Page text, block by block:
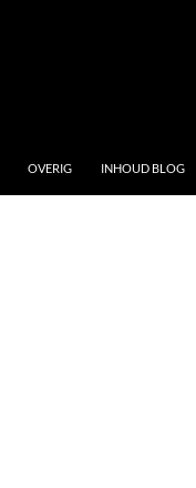
OVERIG INHOUD BLOG